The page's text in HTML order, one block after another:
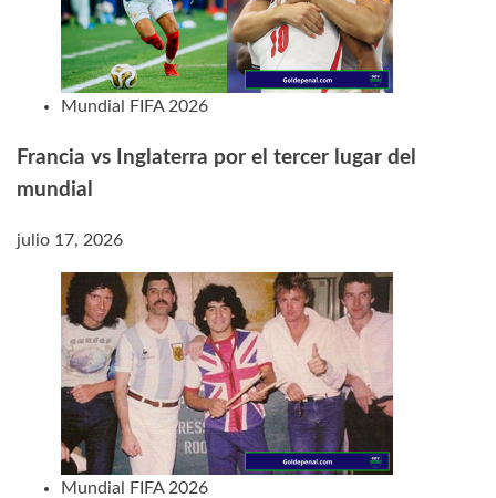
Mundial FIFA 2026
Francia vs Inglaterra por el tercer lugar del
mundial
julio 17, 2026
Mundial FIFA 2026